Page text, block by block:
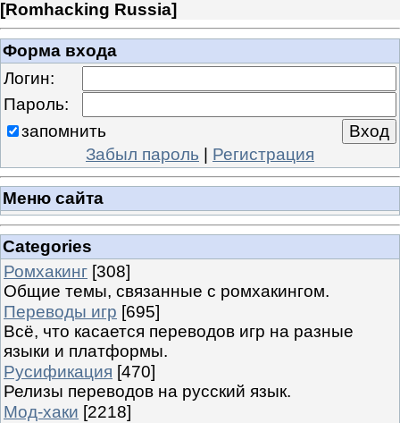
[Romhacking Russia]
Форма входа
Логин:
Пароль:
запомнить
Забыл пароль | Регистрация
Меню сайта
Categories
Ромхакинг [308]
Общие темы, связанные с ромхакингом.
Переводы игр [695]
Всё, что касается переводов игр на разные
языки и платформы.
Русификация [470]
Релизы переводов на русский язык.
Мод-хаки [2218]